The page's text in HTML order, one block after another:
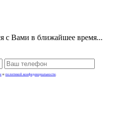
с Вами в ближайшее время...
и политикой конфиденциальности.